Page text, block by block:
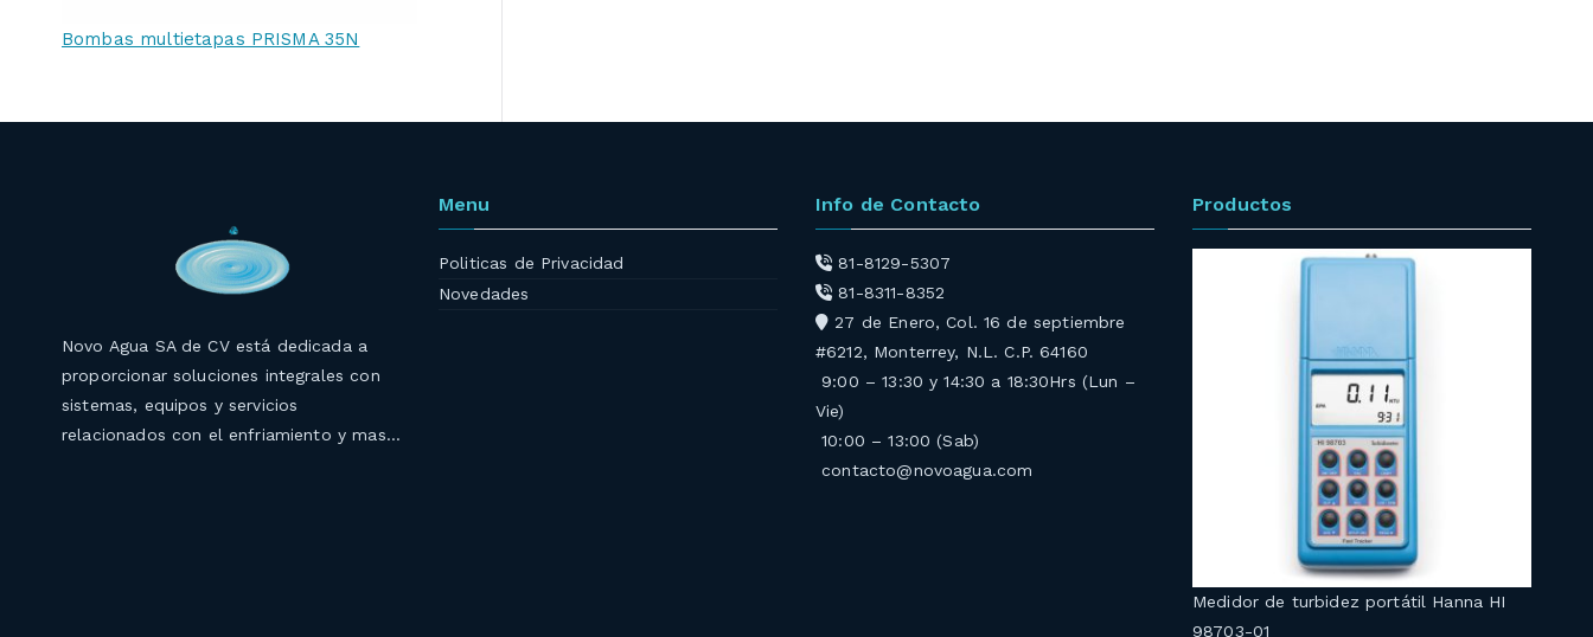
Bombas multietapas PRISMA 35N
Novo Agua SA de CV está dedicada a
proporcionar soluciones integrales con
sistemas, equipos y servicios
relacionados con el enfriamiento y mas…
Menu
Politicas de Privacidad
Novedades
Info de Contacto
81-8129-5307
81-8311-8352
27 de Enero, Col. 16 de septiembre
#6212, Monterrey, N.L. C.P. 64160
9:00 – 13:30 y 14:30 a 18:30Hrs (Lun –
Vie)
10:00 – 13:00 (Sab)
contacto@novoagua.com
Productos
Medidor de turbidez portátil Hanna HI
98703-01